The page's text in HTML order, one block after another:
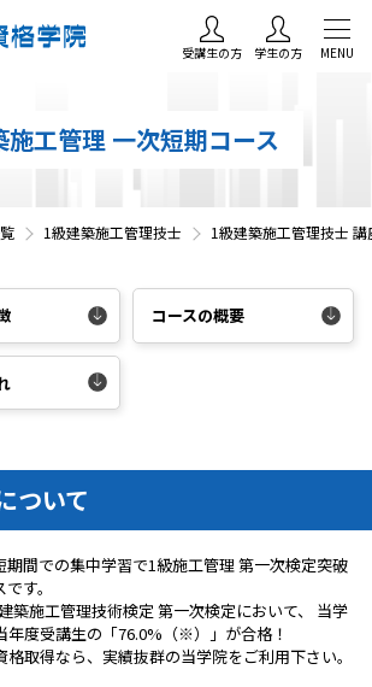
受講生の方 学生の方 MENU
施工管理 一次短期コース
1級建築施工管理技士 1級建築施工管理技士 講
コースの概要
ついて
期間での集中学習で1級施工管理 第一次検定突破
す。
築施工管理技術検定 第一次検定において、 当学
年度受講生の「76.0%（※）」が合格！
取得なら、実績抜群の当学院をご利用下さい。